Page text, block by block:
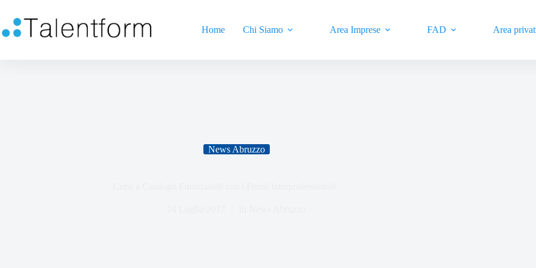
Home Chi Siamo Area Imprese FAD Area
News Abruzzo